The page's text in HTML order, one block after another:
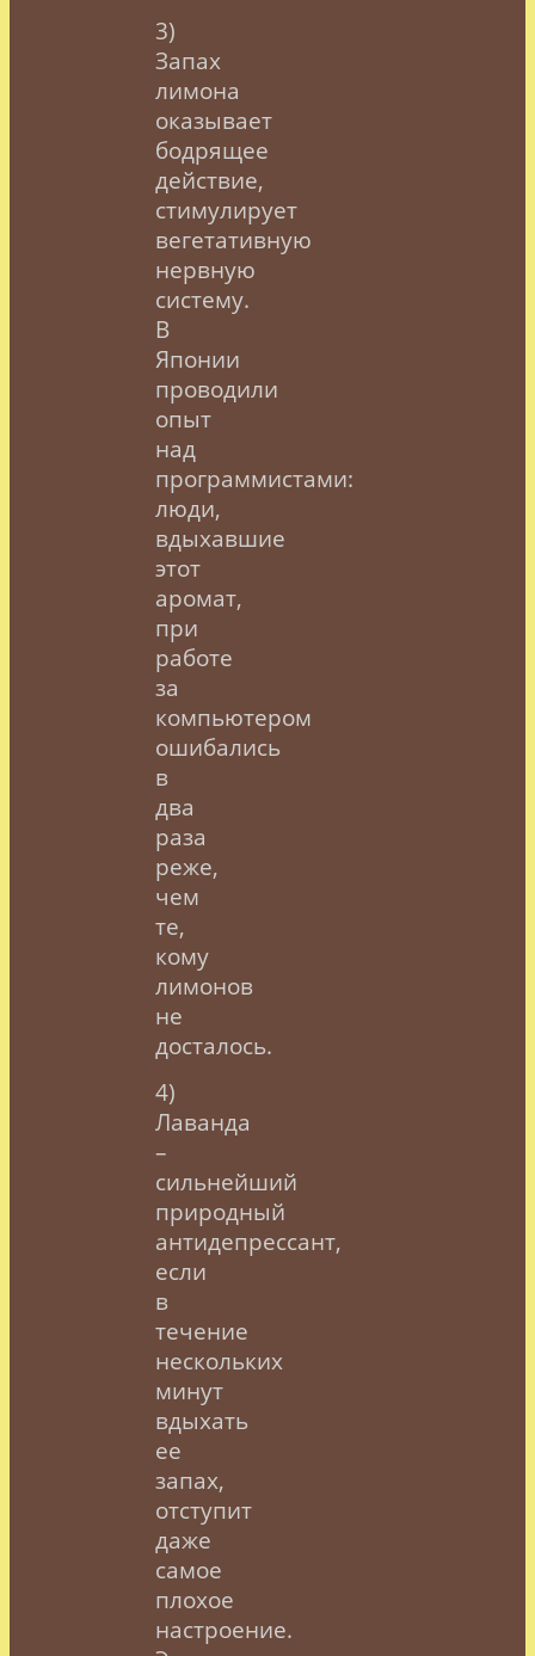
3)
Запах
лимона
оказывает
бодрящее
действие,
стимулирует
вегетативную
нервную
систему.
В
Японии
проводили
опыт
над
программистами:
люди,
вдыхавшие
этот
аромат,
при
работе
за
компьютером
ошибались
в
два
раза
реже,
чем
те,
кому
лимонов
не
досталось.
4)
Лаванда
–
сильнейший
природный
антидепрессант,
если
в
течение
нескольких
минут
вдыхать
ее
запах,
отступит
даже
самое
плохое
настроение.